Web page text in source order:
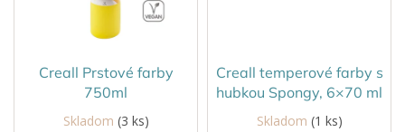
Creall Prstové farby
750ml
Skladom (3 ks)
Creall temperové farby s
hubkou Spongy, 6×70 ml
Skladom (1 ks)